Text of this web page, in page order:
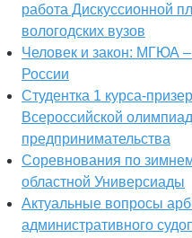
работа Дискуссионной
вологодских вузов
Человек и закон: МГЮА
России
Студентка 1 курса-
Всероссийской
предпринимательства
Соревнования по
областной Универсиады
Актуальные вопросы
административного